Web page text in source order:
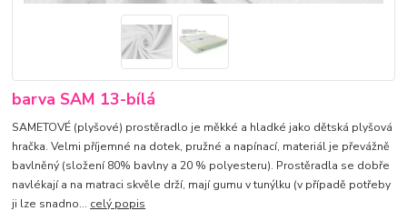
barva SAM 13-bílá
SAMETOVÉ (plyšové) prostěradlo je měkké a hladké jako dětská plyšová
hračka. Velmi příjemné na dotek, pružné a napínací, materiál je převážně
bavlněný (složení 80% bavlny a 20 % polyesteru). Prostěradla se dobře
navlékají a na matraci skvěle drží, mají gumu v tunýlku (v případě potřeby
ji lze snadno... celý popis